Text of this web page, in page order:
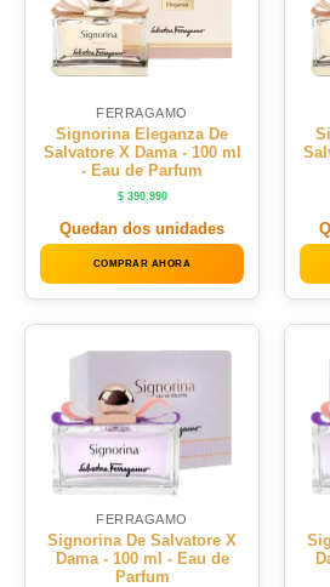
FERRAGAMO
Signorina Eleganza De
Salvatore X Dama - 100 ml
- Eau de Parfum
$390.990
Quedan dos unidades
COMPRAR AHORA
FERRAGAMO
Signorina De Salvatore X
Dama - 100 ml - Eau de
Parfum